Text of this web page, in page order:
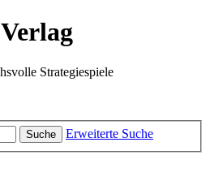
Strategiespiele
Suche Erweiterte Suche